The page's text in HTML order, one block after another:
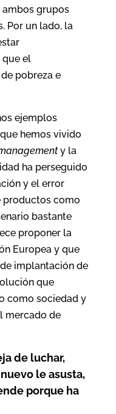
ambos grupos
Por un lado, la
que el
pobreza e
ejemplos
hemos vivido
y la
ha perseguido
y el error
productos como
bastante
proponer la
Europea y que
implantación de
que
como sociedad y
mercado de
de luchar,
le asusta,
porque ha